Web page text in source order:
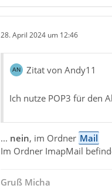
28. April 2024 um 12:46
Zitat von Andy11
Ich nutze POP3 für den
... nein, im Ordner Mail
Im Ordner ImapMail
Gruß Micha